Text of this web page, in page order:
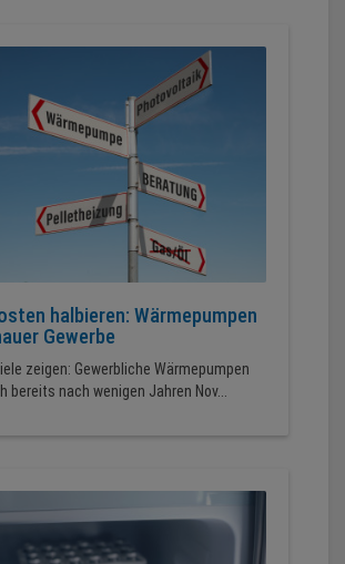
halbieren: Wärmepumpen
Gewerbe
zeigen: Gewerbliche Wärmepumpen
bereits nach wenigen Jahren Nov...